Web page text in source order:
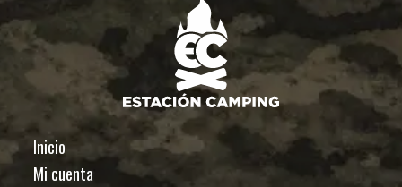
Inicio
Mi cuenta